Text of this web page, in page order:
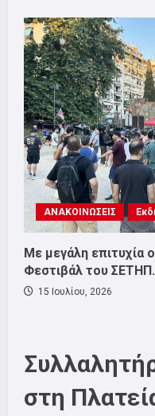
ΑΝΑΚΟΙΝΩΣΕΙΣ
Με μεγάλη επιτυχία
Φεστιβάλ του ΣΕΤΗΠ.
15 Ιουλίου, 2026
στη